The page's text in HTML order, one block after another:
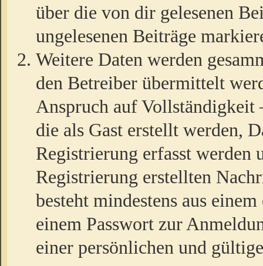
über die von dir gelesenen
ungelesenen Beiträge
Weitere Daten werden
den Betreiber übermittelt
Anspruch auf
die als Gast erstellt werden,
Registrierung erfasst werden
Registrierung erstellten
besteht mindestens aus
einem Passwort zur
einer persönlichen und